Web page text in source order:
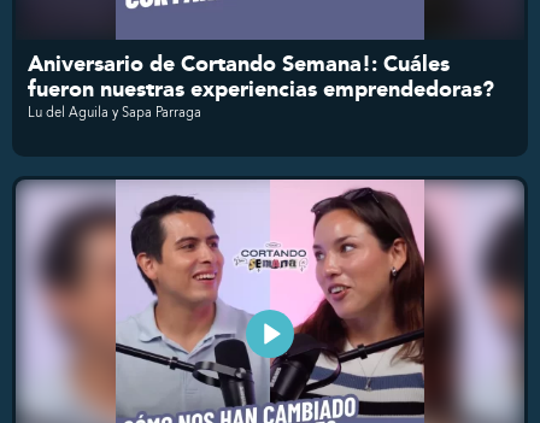
Aniversario de Cortando Semana!: Cuáles
fueron nuestras experiencias emprendedoras?
Lu del Aguila y Sapa Parraga